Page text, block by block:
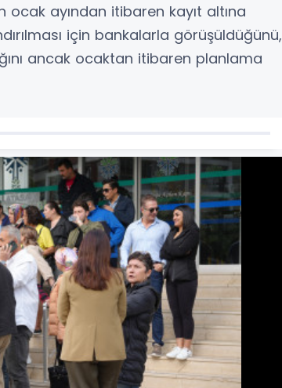
ayından itibaren kayıt altına
için bankalarla görüşüldüğünü,
ancak ocaktan itibaren planlama